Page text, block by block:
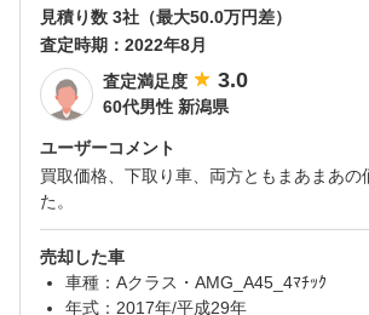
見積り数 3社（最大50.0万円差）
査定時期： 2022年8月
査定満足度
3.0
60代男性 新潟県
ユーザーコメント
買取価格、下取り車、両方ともまあまあの
た。
売却した車
車種：Aクラス・AMG_A45_4ﾏﾁｯｸ
年式：2017年/平成29年